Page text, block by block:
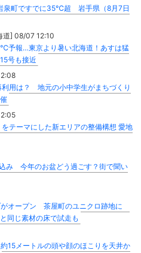
泉町ですでに35℃超 岩手県（8月7日
道] 08/07 12:10
予報…東京より暑い北海道！あすは猛
号も接近
用は？ 地元の小中学生がまちづくり
テーマにした新エリアの整備構想 愛地
み 今年のお盆どう過ごす？街で聞い
がオープン 茶屋町のユニクロ跡地に
同じ素材の床で試走も
15メートルの頭や顔のほこりを天井か